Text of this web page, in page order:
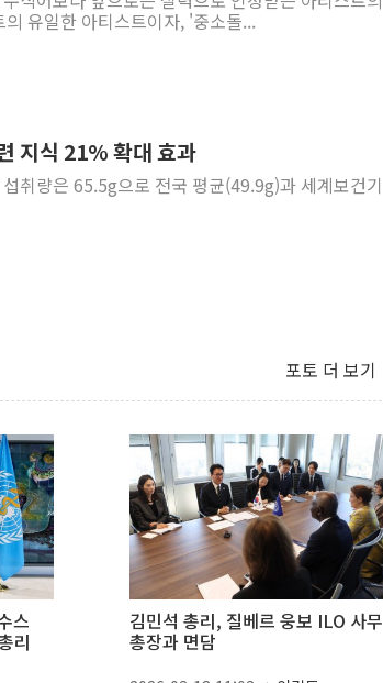
." S2엔터테인먼트의 유일한 아티스트이자, '중소돌...
지식 21% 확대 효과
취량은 65.5g으로 전국 평균(49.9g)과 세계보건기
포토 더 보기
스
리
김민석 총리, 질베르 웅보 ILO 사무
총장과 면담